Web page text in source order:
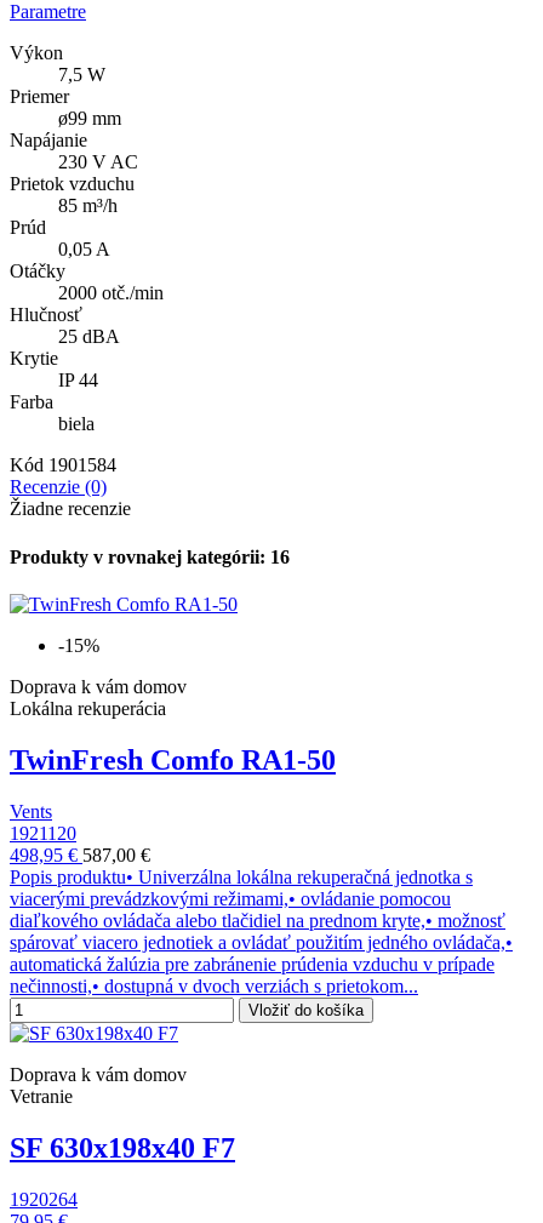
Parametre
Výkon
7,5 W
Priemer
ø99 mm
Napájanie
230 V AC
Prietok vzduchu
85 m³/h
Prúd
0,05 A
Otáčky
2000 otč./min
Hlučnosť
25 dBA
Krytie
IP 44
Farba
biela
Kód 1901584
Recenzie (0)
Žiadne recenzie
Produkty v rovnakej kategórii: 16
-15%
Doprava k vám domov
Lokálna rekuperácia
TwinFresh Comfo RA1-50
Vents
1921120
498,95 € 587,00 €
Popis produktu• Univerzálna lokálna rekuperačná jednotka s
viacerými prevádzkovými režimami,• ovládanie pomocou
diaľkového ovládača alebo tlačidiel na prednom kryte,• možnosť
spárovať viacero jednotiek a ovládať použitím jedného ovládača,•
automatická žalúzia pre zabránenie prúdenia vzduchu v prípade
nečinnosti,• dostupná v dvoch verziách s prietokom...
Vložiť do košíka
Doprava k vám domov
Vetranie
SF 630x198x40 F7
1920264